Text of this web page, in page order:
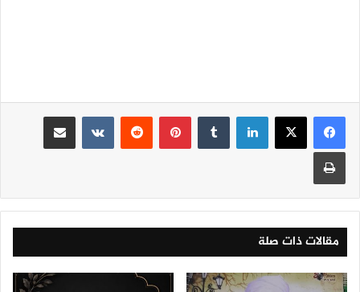
لينكدإن بينتيريست
مقالات ذات صلة